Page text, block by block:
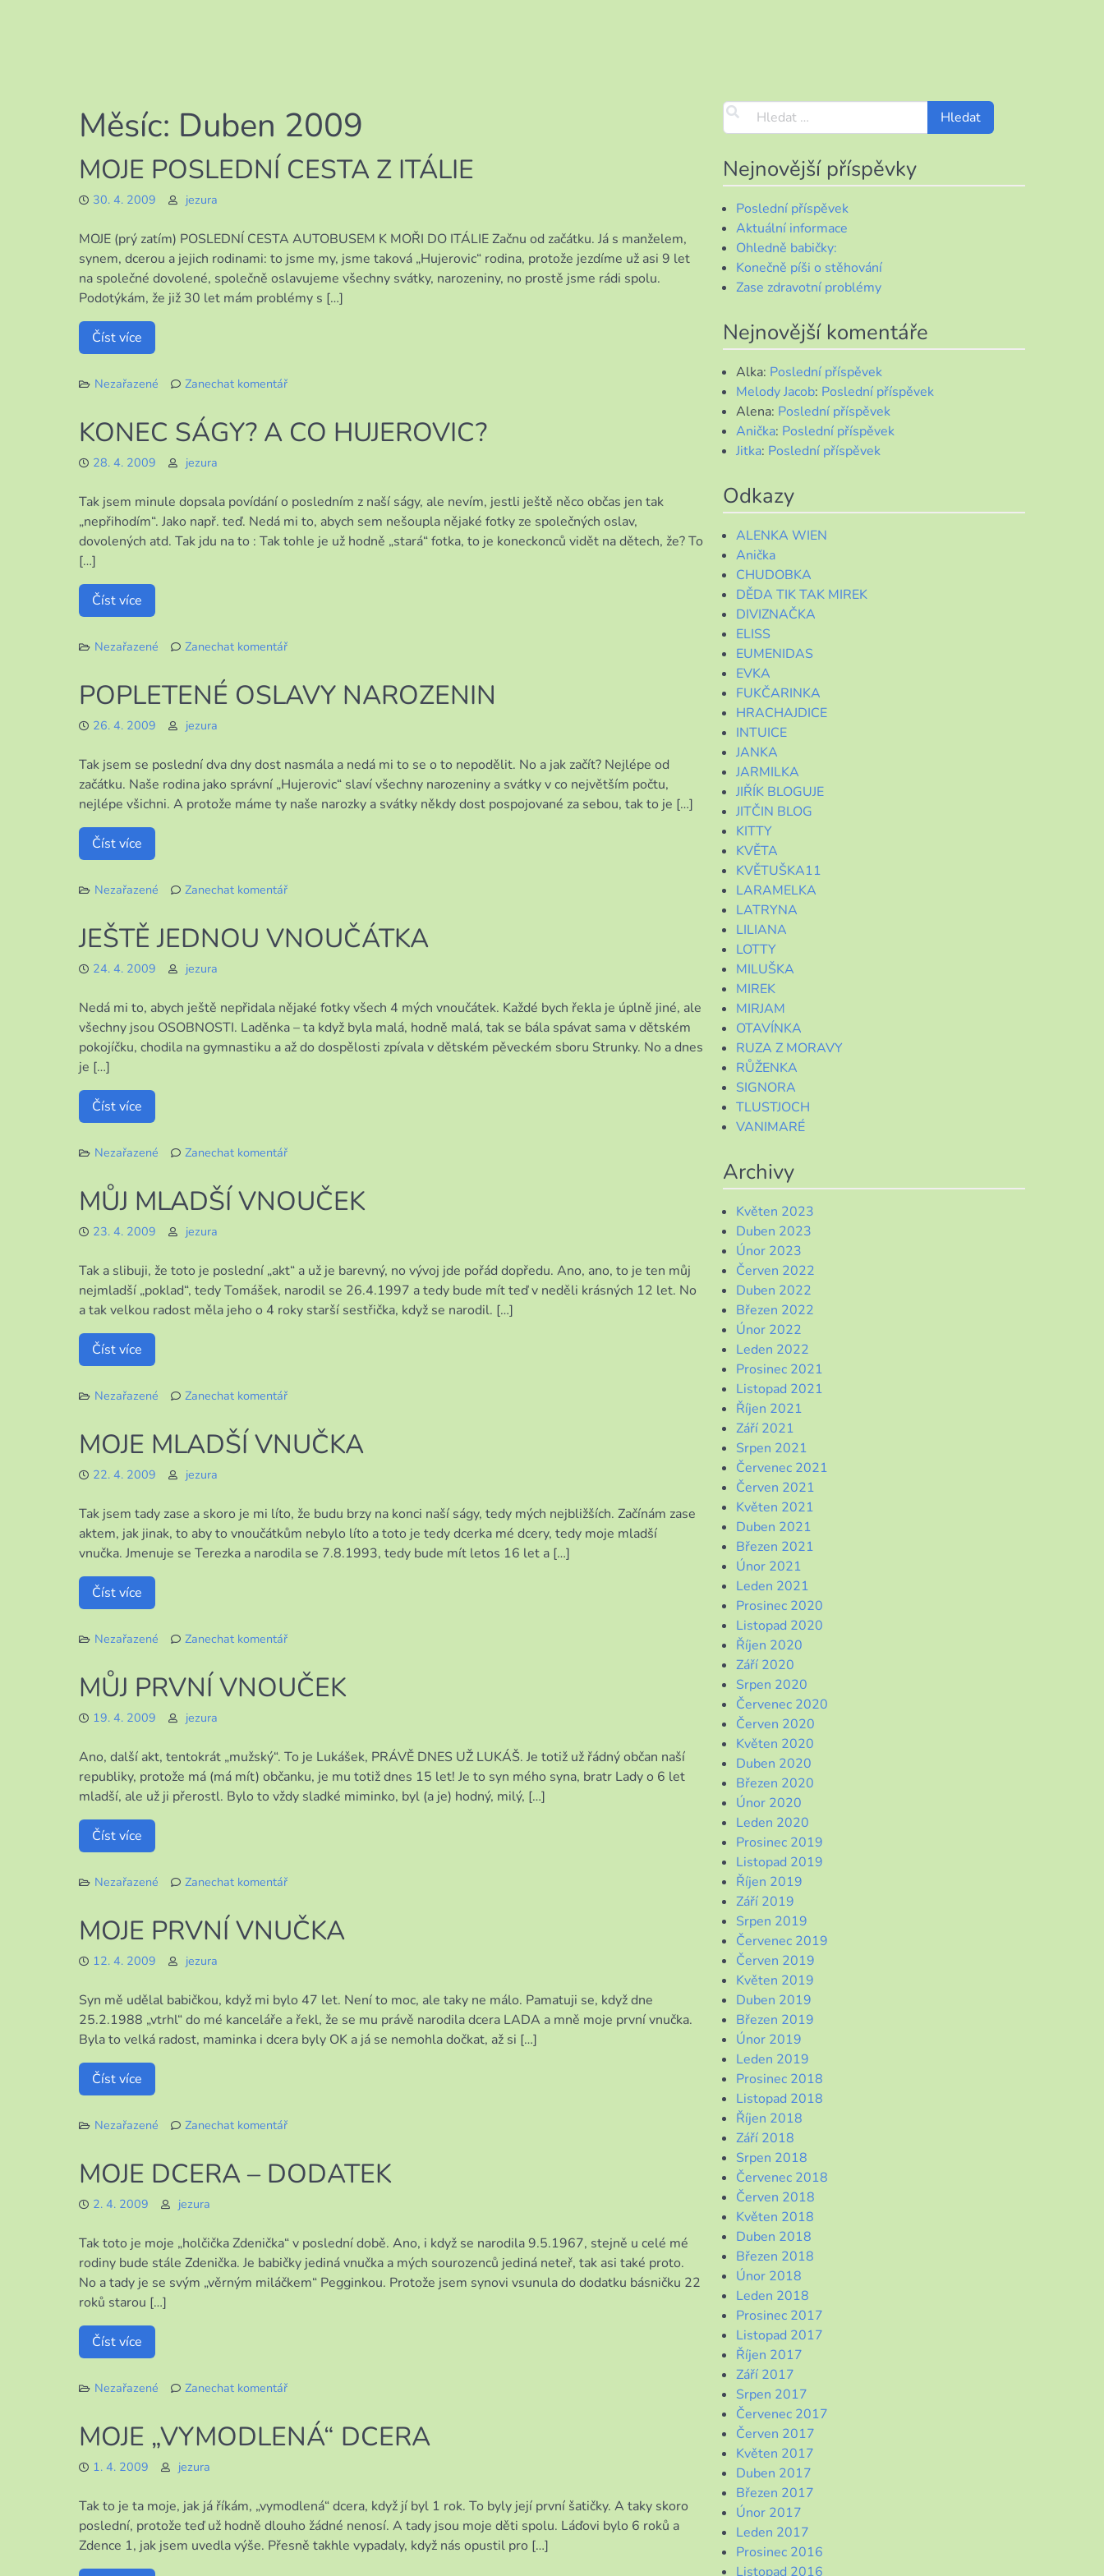
Měsíc: Duben 2009
MOJE POSLEDNÍ CESTA Z ITÁLIE
30. 4. 2009 jezura
MOJE (prý zatím) POSLEDNÍ CESTA AUTOBUSEM K MOŘI DO ITÁLIE Začnu od začátku. Já s manželem,
synem, dcerou a jejich rodinami: to jsme my, jsme taková „Hujerovic“ rodina, protože jezdíme už asi 9 let
na společné dovolené, společně oslavujeme všechny svátky, narozeniny, no prostě jsme rádi spolu.
Podotýkám, že již 30 let mám problémy s […]
Číst více
Nezařazené
Zanechat komentář
POSLEDNÍ
KONEC SÁGY? A CO HUJEROVIC?
28. 4. 2009 jezura
Tak jsem minule dopsala povídání o posledním z naší ságy, ale nevím, jestli ještě něco občas jen tak
„nepřihodím“. Jako např. teď. Nedá mi to, abych sem nešoupla nějaké fotky ze společných oslav,
dovolených atd. Tak jdu na to : Tak tohle je už hodně „stará“ fotka, to je koneckonců vidět na dětech, že? To
[…]
Číst více
Nezařazené
Zanechat komentář
SÁGY?
POPLETENÉ OSLAVY NAROZENIN
26. 4. 2009 jezura
Tak jsem se poslední dva dny dost nasmála a nedá mi to se o to nepodělit. No a jak začít? Nejlépe od
začátku. Naše rodina jako správní „Hujerovic“ slaví všechny narozeniny a svátky v co největším počtu,
nejlépe všichni. A protože máme ty naše narozky a svátky někdy dost pospojované za sebou, tak to je […]
Číst více
Nezařazené
Zanechat komentář
POPLETENÉ
OSLAVY
JEŠTĚ JEDNOU VNOUČÁTKA
24. 4. 2009 jezura
Nedá mi to, abych ještě nepřidala nějaké fotky všech 4 mých vnoučátek. Každé bych řekla je úplně jiné, ale
všechny jsou OSOBNOSTI. Laděnka – ta když byla malá, hodně malá, tak se bála spávat sama v dětském
pokojíčku, chodila na gymnastiku a až do dospělosti zpívala v dětském pěveckém sboru Strunky. No a dnes
je […]
Číst více
Nezařazené
Zanechat komentář
JEDNOU
MŮJ MLADŠÍ VNOUČEK
23. 4. 2009 jezura
Tak a slibuji, že toto je poslední „akt“ a už je barevný, no vývoj jde pořád dopředu. Ano, ano, to je ten můj
nejmladší „poklad“, tedy Tomášek, narodil se 26.4.1997 a tedy bude mít teď v neděli krásných 12 let. No
a tak velkou radost měla jeho o 4 roky starší sestřička, když se narodil. […]
Číst více
Nezařazené
Zanechat komentář
MLADŠÍ
MOJE MLADŠÍ VNUČKA
22. 4. 2009 jezura
Tak jsem tady zase a skoro je mi líto, že budu brzy na konci naší ságy, tedy mých nejbližších. Začínám zase
aktem, jak jinak, to aby to vnoučátkům nebylo líto a toto je tedy dcerka mé dcery, tedy moje mladší
vnučka. Jmenuje se Terezka a narodila se 7.8.1993, tedy bude mít letos 16 let a […]
Číst více
Nezařazené
Zanechat komentář
MOJE
MLADŠÍ
MŮJ PRVNÍ VNOUČEK
19. 4. 2009 jezura
Ano, další akt, tentokrát „mužský“. To je Lukášek, PRÁVĚ DNES UŽ LUKÁŠ. Je totiž už řádný občan naší
republiky, protože má (má mít) občanku, je mu totiž dnes 15 let! Je to syn mého syna, bratr Lady o 6 let
mladší, ale už ji přerostl. Bylo to vždy sladké miminko, byl (a je) hodný, milý, […]
Číst více
Nezařazené
Zanechat komentář
MŮJ
PRVNÍ
MOJE PRVNÍ VNUČKA
12. 4. 2009 jezura
Syn mě udělal babičkou, když mi bylo 47 let. Není to moc, ale taky ne málo. Pamatuji se, když dne
25.2.1988 „vtrhl“ do mé kanceláře a řekl, že se mu právě narodila dcera LADA a mně moje první vnučka.
Byla to velká radost, maminka i dcera byly OK a já se nemohla dočkat, až si […]
Číst více
Nezařazené
Zanechat komentář
PRVNÍ
MOJE DCERA – DODATEK
2. 4. 2009 jezura
Tak toto je moje „holčička Zdenička“ v poslední době. Ano, i když se narodila 9.5.1967, stejně u celé mé
rodiny bude stále Zdenička. Je babičky jediná vnučka a mých sourozenců jediná neteř, tak asi také proto.
No a tady je se svým „věrným miláčkem“ Pegginkou. Protože jsem synovi vsunula do dodatku básničku 22
roků starou […]
Číst více
Nezařazené
Zanechat komentář
MOJE
DCERA
MOJE „VYMODLENÁ“ DCERA
1. 4. 2009 jezura
Tak to je ta moje, jak já říkám, „vymodlená“ dcera, když jí byl 1 rok. To byly její první šatičky. A taky skoro
poslední, protože teď už hodně dlouho žádné nenosí. A tady jsou moje děti spolu. Láďovi bylo 6 roků a
Zdence 1, jak jsem uvedla výše. Přesně takhle vypadaly, když nás opustil pro […]
Nejnovější příspěvky
Poslední příspěvek
Aktuální informace
Ohledně babičky:
Konečně píši o stěhování
Zase zdravotní problémy
Nejnovější komentáře
Alka: Poslední příspěvek
Melody Jacob: Poslední příspěvek
Alena: Poslední příspěvek
Anička: Poslední příspěvek
Jitka: Poslední příspěvek
Odkazy
ALENKA WIEN
Anička
CHUDOBKA
DĚDA TIK TAK MIREK
DIVIZNAČKA
ELISS
EUMENIDAS
EVKA
FUKČARINKA
HRACHAJDICE
INTUICE
JANKA
JARMILKA
JIŘÍK BLOGUJE
JITČIN BLOG
KITTY
KVĚTA
KVĚTUŠKA11
LARAMELKA
LATRYNA
LILIANA
LOTTY
MILUŠKA
MIREK
MIRJAM
OTAVÍNKA
RUZA Z MORAVY
RŮŽENKA
SIGNORA
TLUSTJOCH
VANIMARÉ
Archivy
Květen 2023
Duben 2023
Únor 2023
Červen 2022
Duben 2022
Březen 2022
Únor 2022
Leden 2022
Prosinec 2021
Listopad 2021
Říjen 2021
Září 2021
Srpen 2021
Červenec 2021
Červen 2021
Květen 2021
Duben 2021
Březen 2021
Únor 2021
Leden 2021
Prosinec 2020
Listopad 2020
Říjen 2020
Září 2020
Srpen 2020
Červenec 2020
Červen 2020
Květen 2020
Duben 2020
Březen 2020
Únor 2020
Leden 2020
Prosinec 2019
Listopad 2019
Říjen 2019
Září 2019
Srpen 2019
Červenec 2019
Červen 2019
Květen 2019
Duben 2019
Březen 2019
Únor 2019
Leden 2019
Prosinec 2018
Listopad 2018
Říjen 2018
Září 2018
Srpen 2018
Červenec 2018
Červen 2018
Květen 2018
Duben 2018
Březen 2018
Únor 2018
Leden 2018
Prosinec 2017
Listopad 2017
Říjen 2017
Září 2017
Srpen 2017
Červenec 2017
Červen 2017
Květen 2017
Duben 2017
Březen 2017
Únor 2017
Leden 2017
Prosinec 2016
Listopad 2016